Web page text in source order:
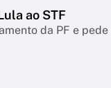
ao STF
da PF e